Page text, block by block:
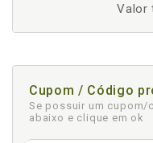
Valor
Cupom / Código
Se possuir um
abaixo e clique em ok